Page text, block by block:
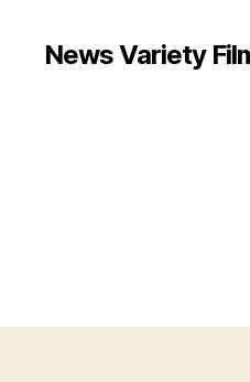
News Variety